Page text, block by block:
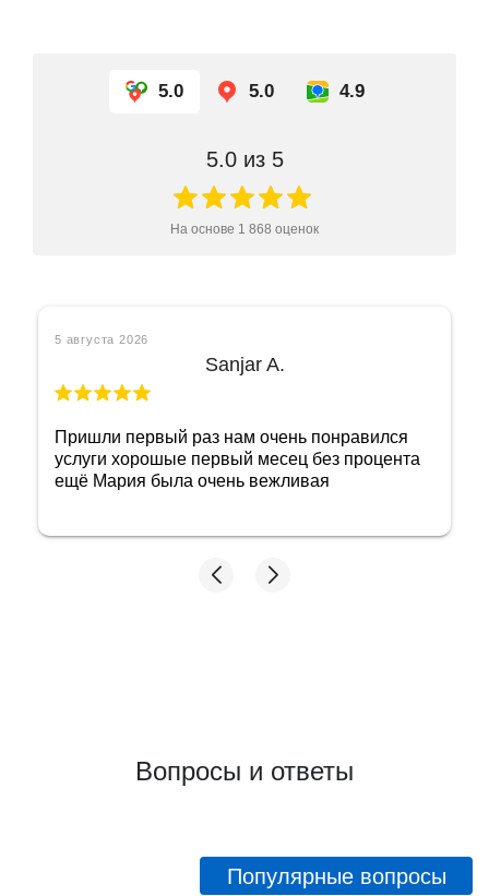
5.0 5.0 4.9
5.0из 5
На основе 1 868 оценок
5 августа 2026
Sanjar A.
Пришли первый раз нам очень понравился
услуги хорошые первый месец без процента
ещё Мария была очень вежливая
Вопросы и ответы
Популярные вопросы